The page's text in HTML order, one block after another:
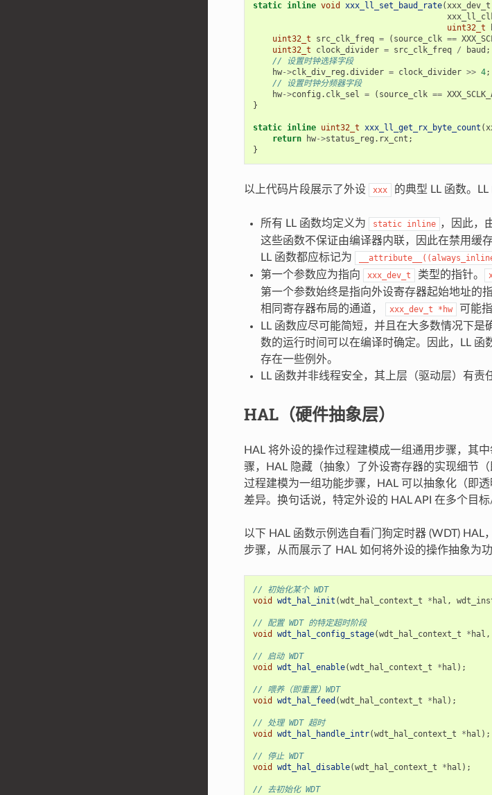
static inline void xxx_ll_set_baud_rate(xxx_dev_t
uint32_t
uint32_t
src_clk_freq = ( source_clk ==
uint32_t
clock_divider = src_clk_freq / baud ;
// 设置时钟选择字段
hw->clk_div_reg .divider = clock_divider >> 4;
// 设置时钟分频器字段
hw->config . clk_sel = ( source_clk ==
}
static inline uint32_t xxx_ll_get_rx_byte_count (
return
hw->status_reg . rx_cnt ;
}
以上代码片段展示了外设 xxx 的典型 LL 函数。
所有 LL 函数均定义为 static inline ，因此，
这些函数不保证由编译器内联，因此在禁用缓
LL 函数都应标记为
第一个参数应为指向
xxx_dev_t 类型的指针。
第一个参数始终是指向外设寄存器起始地址的
相同寄存器布局的通道，
xxx_dev_t *hw
可能
LL 函数应尽可能简短，并且在大多数情况下
数的运行时间可以在编译时确定。因此，LL
存在一些例外。
LL 函数并非线程安全，其上层（驱动层）有责
HAL（硬件抽象层）
HAL 将外设的操作过程建模成一组通用步骤，其
骤，HAL 隐藏（抽象）了外设寄存器的实现细节
过程建模为一组功能步骤，HAL 可以抽象化（即
差异。换句话说，特定外设的 HAL API 在多个目
以下 HAL 函数示例选自看门狗定时器 (WDT)
步骤，从而展示了 HAL 如何将外设的操作抽象为功
// 初始化某个 WDT
void
wdt_hal_init (wdt_hal_context_t * hal ,
// 配置 WDT 的特定超时阶段
void
wdt_hal_config_stage(wdt_hal_context_t * hal ,
// 启动 WDT
void
wdt_hal_enable(wdt_hal_context_t * hal );
// 喂养（即重置）WDT
void
wdt_hal_feed (wdt_hal_context_t * hal );
// 处理 WDT 超时
void
wdt_hal_handle_intr(wdt_hal_context_t * hal );
// 停止 WDT
void
wdt_hal_disable(wdt_hal_context_t * hal );
// 去初始化 WDT